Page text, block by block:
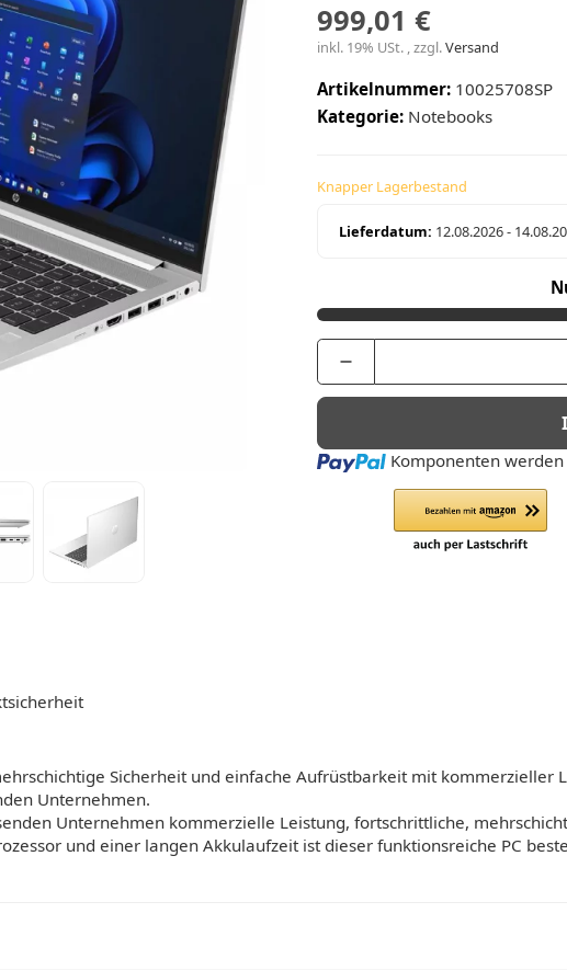
999,01 €
inkl. 19% USt. , zzgl.Versand
Artikelnummer: 10025708SP
Kategorie: Notebooks
Knapper Lagerbestand
Lieferdatum: 12.08.2026 -
Loading... Komponenten
Sicherheit und einfache Aufrüstbarkeit mit
Unternehmen.
Unternehmen kommerzielle Leistung, fortschrittliche,
und einer langen Akkulaufzeit ist dieser funktionsreiche PC